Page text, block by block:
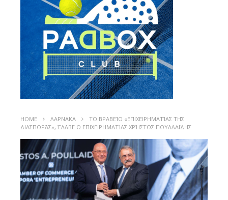
HOME ΛΑΡΝΑΚΑ
ΤΟ ΒΡΑΒΕΊΟ «ΕΠΙΧΕΙΡΗΜΑΤΊΑΣ ΤΗΣ
ΔΙΑΣΠΟΡΆΣ», ΈΛΑΒΕ Ο ΕΠΙΧΕΙΡΗΜΑΤΊΑΣ ΧΡΉΣΤΟΣ ΠΟΥΛΛΑΪΔΗΣ